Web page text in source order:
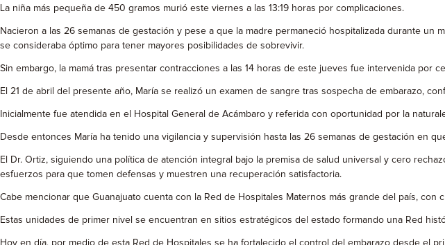
La niña más pequeña de 450 gramos murió este viernes a las 13:19 horas por complicaciones.
Nacieron a las 26 semanas de gestación y pese a que la madre permaneció hospitalizada durante
se consideraba óptimo para tener mayores posibilidades de sobrevivir.
Sin embargo, la mamá tras presentar contracciones a las 14 horas de este jueves fue intervenida por
El 21 de abril del presente año, María se realizó un examen de sangre tras sospecha de embarazo,
Inicialmente fue atendida en el Hospital General de Acámbaro y referida con oportunidad por la
Desde entonces María ha tenido una vigilancia y supervisión hasta las 26 semanas de gestación en
El Dr. Ortiz, siguiendo una política de atención integral bajo la premisa de salud universal y cero
esfuerzos para que tomen defensas y muestren una recuperación satisfactoria.
Cabe mencionar que Guanajuato cuenta con la Red de Hospitales Maternos más grande del país, con
Estas unidades de primer nivel se encuentran en sitios estratégicos del estado formando una Red
Hoy en día, por medio de esta Red de Hospitales se ha fortalecido el control del embarazo desde el